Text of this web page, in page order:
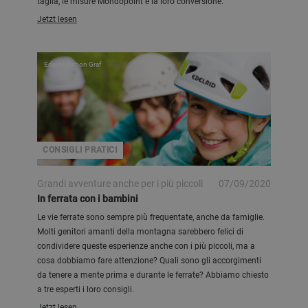
Jetzt lesen
CONSIGLI PRATICI
Edelrid/Simon Graf
Grandi avventure anche per i più piccoli
07/09/2020
In ferrata con i bambini
Le vie ferrate sono sempre più frequentate, anche da famiglie.
Molti genitori amanti della montagna sarebbero felici di
condividere queste esperienze anche con i più piccoli, ma a
cosa dobbiamo fare attenzione? Quali sono gli accorgimenti
da tenere a mente prima e durante le ferrate? Abbiamo chiesto
a tre esperti i loro consigli.